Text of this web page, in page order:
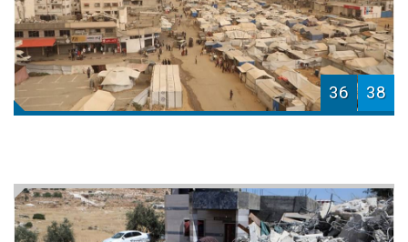
36 38